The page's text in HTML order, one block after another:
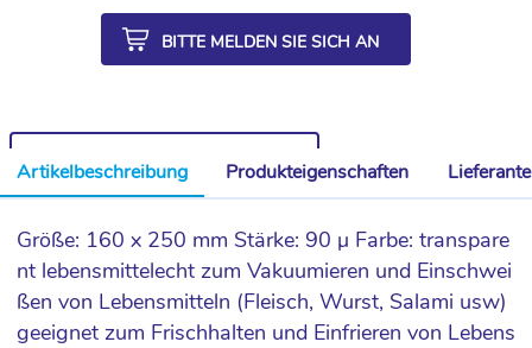
BITTE MELDEN SIE SICH AN
Artikelbeschreibung Produkteigenschaften
Größe: 160 x 250 mm Stärke: 90 µ Farbe: transpare
nt lebensmittelecht zum Vakuumieren und Einschwei
ßen von Lebensmitteln (Fleisch, Wurst, Salami usw)
geeignet zum Frischhalten und Einfrieren von Lebens